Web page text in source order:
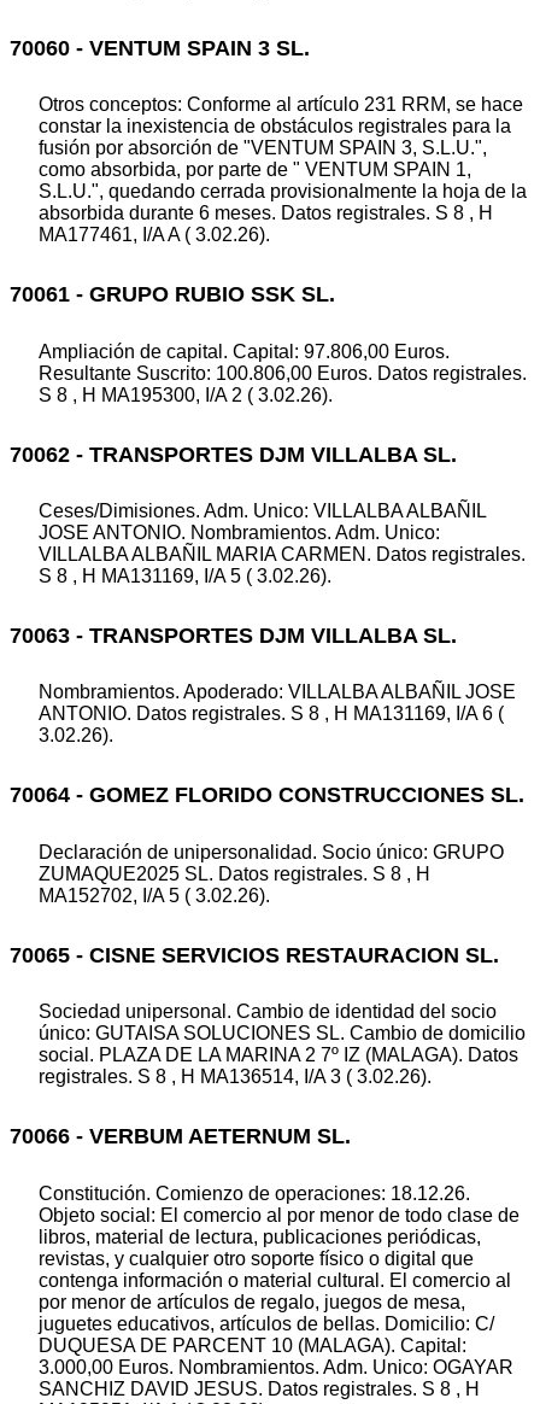
70060 - VENTUM SPAIN 3 SL.
Otros conceptos: Conforme al artículo 231 RRM, se hace
constar la inexistencia de obstáculos registrales para la
fusión por absorción de "VENTUM SPAIN 3, S.L.U.",
como absorbida, por parte de " VENTUM SPAIN 1,
S.L.U.", quedando cerrada provisionalmente la hoja de la
absorbida durante 6 meses. Datos registrales. S 8 , H
MA177461, I/A A ( 3.02.26).
70061 - GRUPO RUBIO SSK SL.
Ampliación de capital. Capital: 97.806,00 Euros.
Resultante Suscrito: 100.806,00 Euros. Datos registrales.
S 8 , H MA195300, I/A 2 ( 3.02.26).
70062 - TRANSPORTES DJM VILLALBA SL.
Ceses/Dimisiones. Adm. Unico: VILLALBA ALBAÑIL
JOSE ANTONIO. Nombramientos. Adm. Unico:
VILLALBA ALBAÑIL MARIA CARMEN. Datos registrales.
S 8 , H MA131169, I/A 5 ( 3.02.26).
70063 - TRANSPORTES DJM VILLALBA SL.
Nombramientos. Apoderado: VILLALBA ALBAÑIL JOSE
ANTONIO. Datos registrales. S 8 , H MA131169, I/A 6 (
3.02.26).
70064 - GOMEZ FLORIDO CONSTRUCCIONES SL.
Declaración de unipersonalidad. Socio único: GRUPO
ZUMAQUE2025 SL. Datos registrales. S 8 , H
MA152702, I/A 5 ( 3.02.26).
70065 - CISNE SERVICIOS RESTAURACION SL.
Sociedad unipersonal. Cambio de identidad del socio
único: GUTAISA SOLUCIONES SL. Cambio de domicilio
social. PLAZA DE LA MARINA 2 7º IZ (MALAGA). Datos
registrales. S 8 , H MA136514, I/A 3 ( 3.02.26).
70066 - VERBUM AETERNUM SL.
Constitución. Comienzo de operaciones: 18.12.26.
Objeto social: El comercio al por menor de todo clase de
libros, material de lectura, publicaciones periódicas,
revistas, y cualquier otro soporte físico o digital que
contenga información o material cultural. El comercio al
por menor de artículos de regalo, juegos de mesa,
juguetes educativos, artículos de bellas. Domicilio: C/
DUQUESA DE PARCENT 10 (MALAGA). Capital:
3.000,00 Euros. Nombramientos. Adm. Unico: OGAYAR
SANCHIZ DAVID JESUS. Datos registrales. S 8 , H